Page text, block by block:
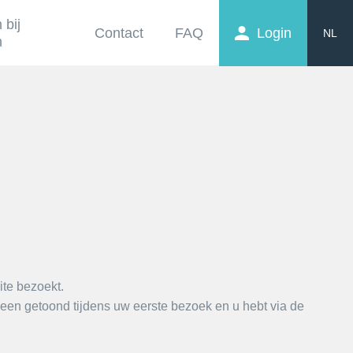
bij
Contact FAQ Login
NL
bezoekt.
getoond tijdens uw eerste bezoek en u hebt via de